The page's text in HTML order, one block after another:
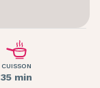
CUISSON
35 min